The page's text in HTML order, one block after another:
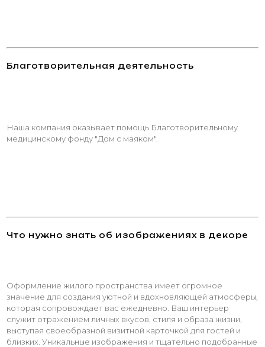
Благотворительная деятельность
Наша компания оказывает помощь Благотворительному
медицинскому фонду "Дом с маяком".
Что нужно знать об изображениях в декоре
Оформление жилого пространства имеет огромное
значение для создания уютной и вдохновляющей атмосферы,
которая сопровождает вас ежедневно. Ваш интерьер
служит отражением личных вкусов, стиля и образа жизни,
выступая своеобразной визитной карточкой для гостей и
близких. Уникальные изображения и тщательно подобранные